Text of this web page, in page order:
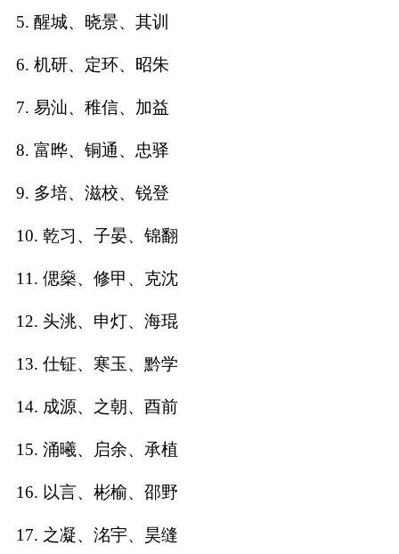
女孩名字打分
蛇年起名
龙年起名
兔年起名
虎年起名
取
名
字
5. 醒城、晓景、其训
6. 机研、定环、昭朱
7. 易汕、稚信、加益
8. 富晔、铜通、忠驿
9. 多培、滋校、锐登
10. 乾习、子晏、锦翻
11. 偲燊、修甲、克沈
12. 头洮、申灯、海琨
13. 仕钲、寒玉、黔学
14. 成源、之朝、酉前
15. 涌曦、启余、承植
16. 以言、彬榆、邵野
17. 之凝、洺宇、昊缝